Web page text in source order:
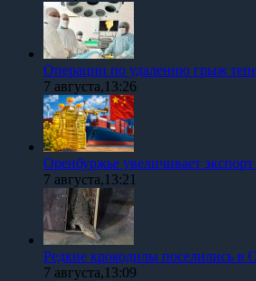
Операции по удалению грыж
7 августа,13:26
Оренбуржье увеличивает
7 августа,13:21
Редкие крокодилы поселились в
7 августа,13:09